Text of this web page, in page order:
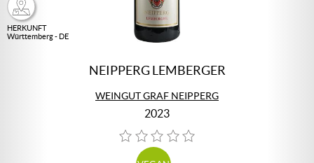
HERKUNFT
Württemberg - DE
NEIPPERG LEMBERGER
WEINGUT GRAF NEIPPERG
2023